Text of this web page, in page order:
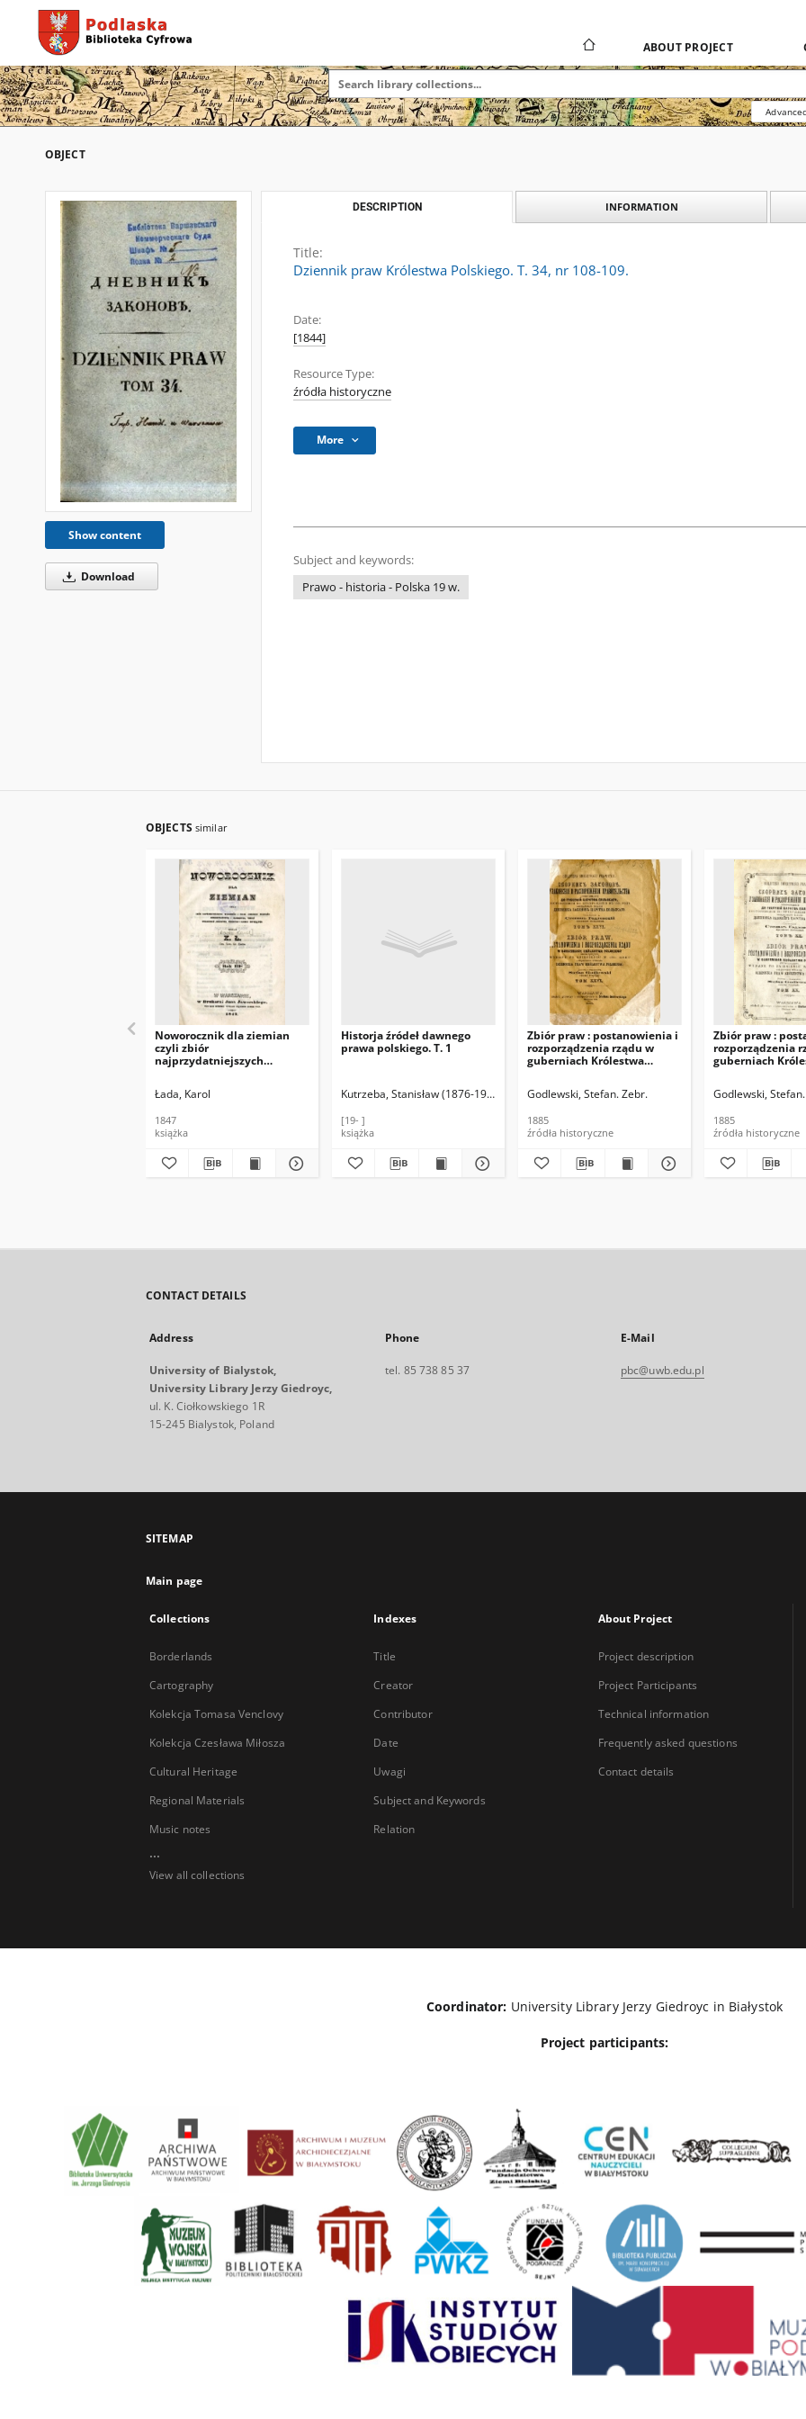
ABOUT PROJECT
OBJECT
Show content
Download
DESCRIPTION INFORMATION
Title:
Dziennik praw Królestwa Polskiego. T. 34, nr 108-109.
Date:
[1844]
Resource Type:
źródła historyczne
More
Subject and keywords:
Prawo - historia - Polska 19 w.
OBJECTS similar
Noworocznik dla ziemian
czyli zbiór
najprzydatniejszych
administracyjnych i
wyrachowań, rolnictwa,
przemysłu i handlu
Ł.
Łada, Karol
1847
książka
Historja źródeł dawnego
prawa polskiego. T. 1
Kutrzeba, Stanisław (1876-1946)
[19- ]
książka
Zbiór praw : postanowienia i
rozporządzenia rządu w
guberniach Królestwa
1871 roku urzędowego
Królestwa Polskiego. T. 26,
1884
Godlewski, Stefan. Zebr.
1885
źródła historyczne
Zbiór praw :
rozporządzenia
guberniach
1871 roku
Królestwa
1881
Godlewski,
1885
źródła historyczne
CONTACT DETAILS
Address
University of Bialystok,
University Library Jerzy Giedroyc,
ul. K. Ciołkowskiego 1R
15-245 Bialystok, Poland
Phone
tel. 85 738 85 37
E-Mail
pbc@uwb.edu.pl
SITEMAP
Main page
Collections
Borderlands
Cartography
Kolekcja Tomasa Venclovy
Kolekcja Czesława Miłosza
Cultural Heritage
Regional Materials
Music notes
...
View all collections
Indexes
Title
Creator
Contributor
Date
Uwagi
Subject and Keywords
Relation
About Project
Project description
Project Participants
Technical information
Frequently asked questions
Contact details
Coordinator: University Library Jerzy Giedroyc in Białystok
Project participants: